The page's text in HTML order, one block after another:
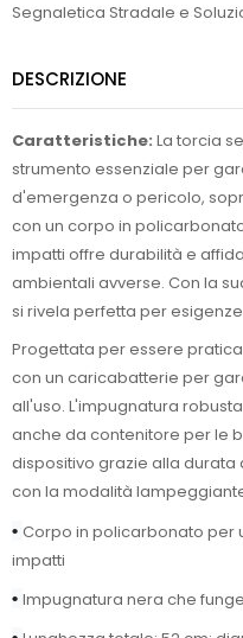
Segnaletica Stradale e
DESCRIZIONE
Caratteristiche: La torcia
strumento essenziale per
d'emergenza o pericolo,
con un corpo in
impatti offre durabilità e
ambientali avverse. Con la
si rivela perfetta per
Progettata per essere
con un caricabatterie per
all'uso. L'impugnatura
anche da contenitore per le
dispositivo grazie alla durata
con la modalità
• Corpo in policarbonato per
impatti
• Impugnatura nera che